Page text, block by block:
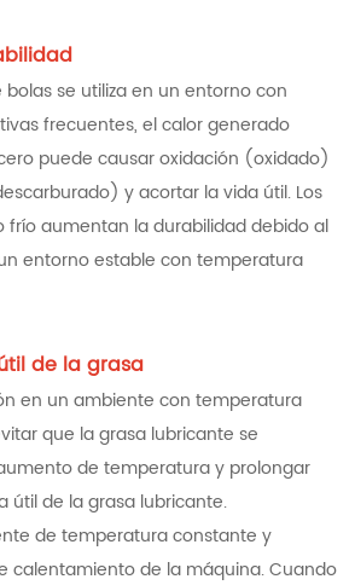
se utiliza en un entorno con
frecuentes, el calor generado
puede causar oxidación (oxidado)
y acortar la vida útil. Los
frío aumentan la durabilidad debido al
entorno estable con temperatura
de la grasa
en un ambiente con temperatura
que la grasa lubricante se
de temperatura y prolongar
útil de la grasa lubricante.
de temperatura constante y
calentamiento de la máquina. Cuando